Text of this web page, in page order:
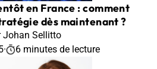
en France : comment
dès maintenant ?
Johan Sellitto
· 6 minutes de lecture